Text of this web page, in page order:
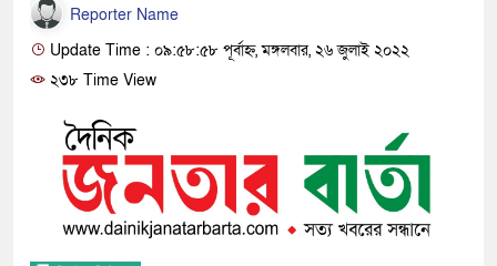
Reporter Name
Update Time : ০৯:৫৮:৫৮ পূর্বাহ্ন, মঙ্গলবার, ২৬ জুলাই ২০২২
২৩৮ Time View